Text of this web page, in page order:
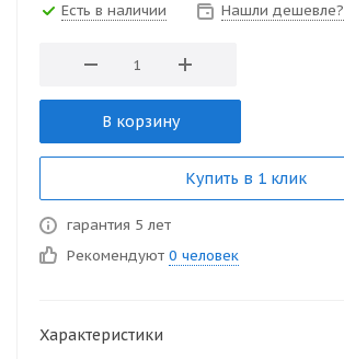
Есть в наличии Нашли дешевле?
В корзину
Купить в 1 клик
гарантия 5 лет
Рекомендуют 0 человек
Характеристики